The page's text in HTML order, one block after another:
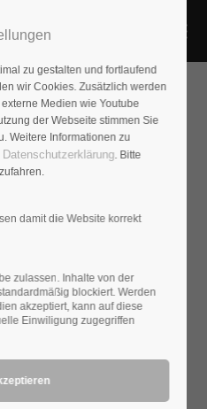
dem englischen
der unter anderem 1831 die
die wesentliche Grundlage
elektrischen Stromes.
bedämpfte Leiter zum
Anordnung für niedrigen
elektrische Parameter
feine Details ungebremst
übermäßig zu
dünn und plastisch gut
zu gestalten und fortlaufend
wir Cookies. Zusätzlich werden
Medien wie Youtube
der Webseite stimmen Sie
Weitere Informationen zu
Datenschutzerklärung. Bitte
damit die Website korrekt
zulassen. Inhalte von der
blockiert. Werden
akzeptiert, kann auf diese
Einwiligung zugegriffen